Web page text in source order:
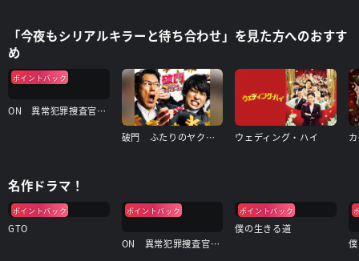
「今夜もシリアルキラーと待ち合わせ」を見た方へのおすす
め
ポイントバック
ON 異常犯罪捜査官・藤堂比奈子
破門 ふたりのヤクビョーガミ ウェディング・ハイ
名作ドラマ！
ポイントバック
GTO
ポイントバック
ON 異常犯罪捜査官・藤堂比奈子
ポイントバック
僕の生きる道